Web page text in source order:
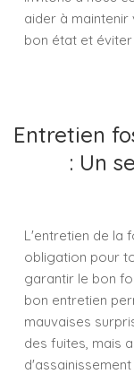
aider à
bon état et
Entretien
: Un
L'entretien de la
obligation pour
garantir le bon
bon entretien
mauvaises
des fuites, mais